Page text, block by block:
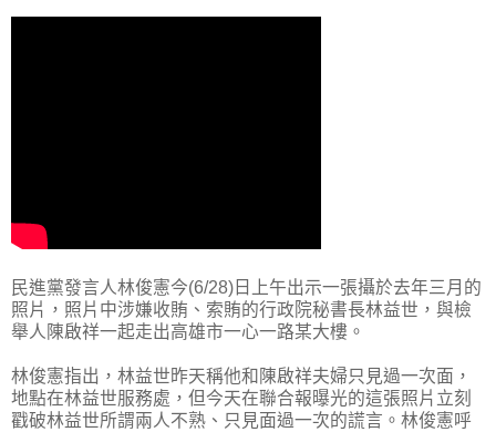
民進黨發言人林俊憲今(6/28)日上午出示一張攝於去年三月的
照片，照片中涉嫌收賄、索賄的行政院秘書長林益世，與檢
舉人陳啟祥一起走出高雄市一心一路某大樓。
林俊憲指出，林益世昨天稱他和陳啟祥夫婦只見過一次面，
地點在林益世服務處，但今天在聯合報曝光的這張照片立刻
戳破林益世所謂兩人不熟、只見面過一次的謊言。林俊憲呼